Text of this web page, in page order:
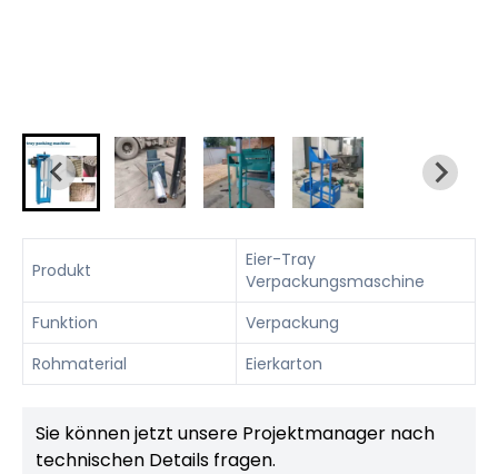
Produkt
Eier-Tray
Verpackungsmaschine
Funktion
Verpackung
Rohmaterial
Eierkarton
Sie können jetzt unsere Projektmanager nach
technischen Details fragen.